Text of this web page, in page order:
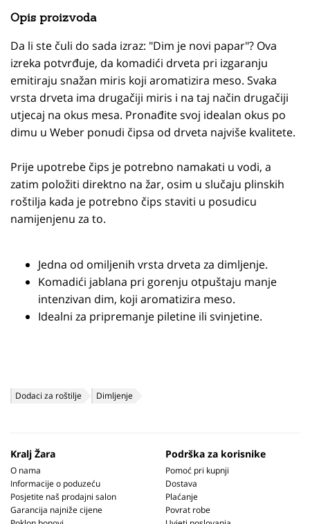
Opis proizvoda
Da li ste čuli do sada izraz: "Dim je novi papar"? Ova
izreka potvrđuje, da komadići drveta pri izgaranju
emitiraju snažan miris koji aromatizira meso. Svaka
vrsta drveta ima drugačiji miris i na taj način drugačiji
utjecaj na okus mesa. Pronađite svoj idealan okus po
dimu u Weber ponudi čipsa od drveta najviše kvalitete.
Prije upotrebe čips je potrebno namakati u vodi, a
zatim položiti direktno na žar, osim u slučaju plinskih
roštilja kada je potrebno čips staviti u posudicu
namijenjenu za to.
Jedna od omiljenih vrsta drveta za dimljenje.
Komadići jablana pri gorenju otpuštaju manje
intenzivan dim, koji aromatizira meso.
Idealni za pripremanje piletine ili svinjetine.
Dodaci za roštilje Dimljenje
Kralj Žara
O nama
Informacije o poduzeću
Posjetite naš prodajni salon
Garancija najniže cijene
Podrška za korisnike
Pomoć pri kupnji
Dostava
Plaćanje
Povrat robe